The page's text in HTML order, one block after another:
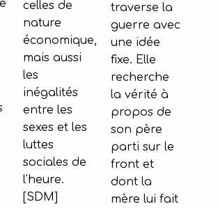
celles de
nature
économique,
mais aussi
les
inégalités
entre les
sexes et les
luttes
sociales de
l'heure.
[SDM]
traverse la
guerre avec
une idée
fixe. Elle
recherche
la vérité à
propos de
son père
parti sur le
front et
dont la
mère lui fait